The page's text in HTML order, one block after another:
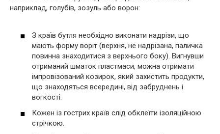
наприклад, голубів, зозуль або ворон:
З країв бутля необхідно виконати надрізи, що
мають форму воріт (верхня, не надрізана, паличка
повинна знаходитися з верхнього боку). Вигнувши
отриманий шматок пластмаси, можна отримати
імпровізований козирок, який захистить продукти,
що знаходяться всередині, від забруднень і
вогкості.
Кожен із гострих країв слід обклеїти ізоляційною
стрічкою.